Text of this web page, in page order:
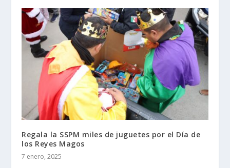
Regala la SSPM miles de juguetes por el Día de
los Reyes Magos
7 enero, 2025